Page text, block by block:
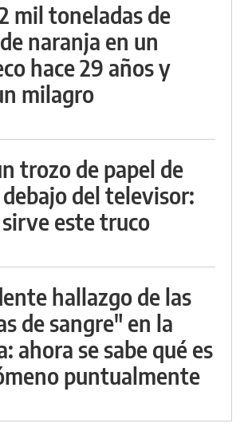
mil toneladas de
naranja en un
hace 29 años y
milagro
trozo de papel de
del televisor:
este truco
hallazgo de las
de sangre" en la
ahora se sabe qué es
puntualmente